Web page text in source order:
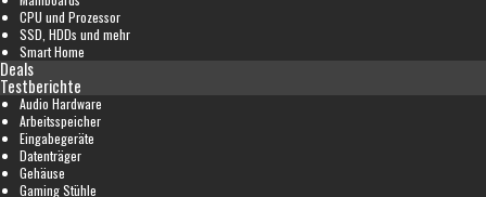
CPU und Prozessor
SSD, HDDs und mehr
Smart Home
Deals
Testberichte
Audio Hardware
Arbeitsspeicher
Eingabegeräte
Datenträger
Gehäuse
Gaming Stühle